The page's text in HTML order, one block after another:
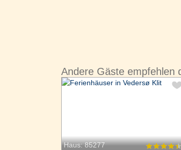
Andere Gäste empfehlen
Haus: 85277